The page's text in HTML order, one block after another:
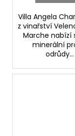
Villa Angela
z vinařství
Marche nabízí
minerální
odrůdy...